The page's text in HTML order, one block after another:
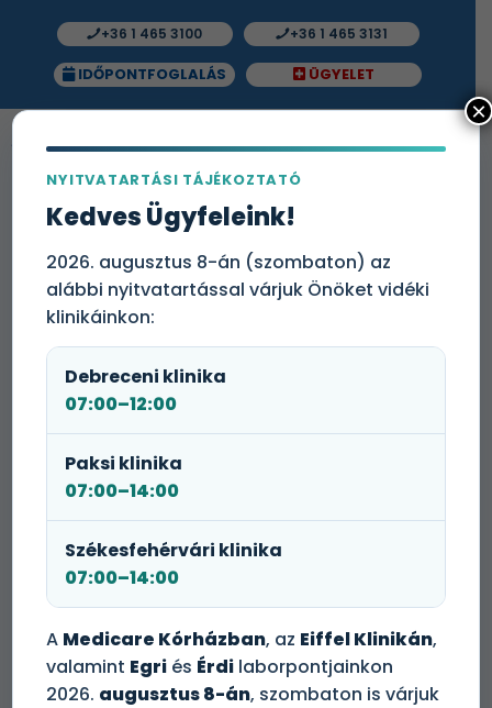
+36 1 465 3100 +36 1 465 3131
IDŐPONTFOGLALÁS ÜGYELET
Központot
Mi a különbség a CT és az MR vizsgálat
között?
NYITVATARTÁSI TÁJÉKOZTATÓ
Kedves Ügyfeleink!
2026. augusztus 8-án (szombaton) az
alábbi nyitvatartással várjuk Önöket vidéki
klinikáinkon:
Debreceni klinika
07:00–12:00
Paksi klinika
07:00–14:00
Székesfehérvári klinika
07:00–14:00
A Medicare Kórházban, az Eiffel Klinikán,
valamint Egri és Érdi laborpontjainkon
2026. augusztus 8-án, szombaton is várjuk
×